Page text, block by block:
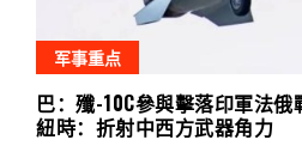
军事重点
巴：殲-10C參與擊落印軍法
紐時：折射中西方武器角力